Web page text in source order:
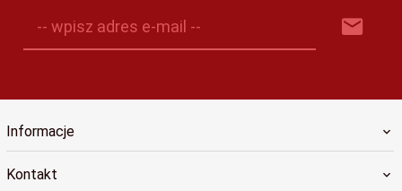
-- wpisz adres e-mail --
Informacje
Kontakt